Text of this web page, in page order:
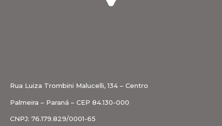
Rua Luiza Trombini Malucelli, 134 – Centro
Palmeira – Paraná – CEP 84.130-000
CNPJ: 76.179.829/0001-65